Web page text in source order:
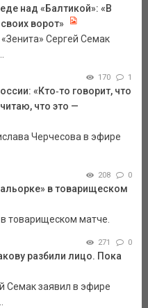
над «Балтикой»: «В
ворот»
«Зенита» Сергей Семак
170 1
«Кто‑то говорит, что
что это —
Черчесова в эфире
208 0
в товарищеском
товарищеском матче.
271 0
разбили лицо. Пока
Семак заявил в эфире